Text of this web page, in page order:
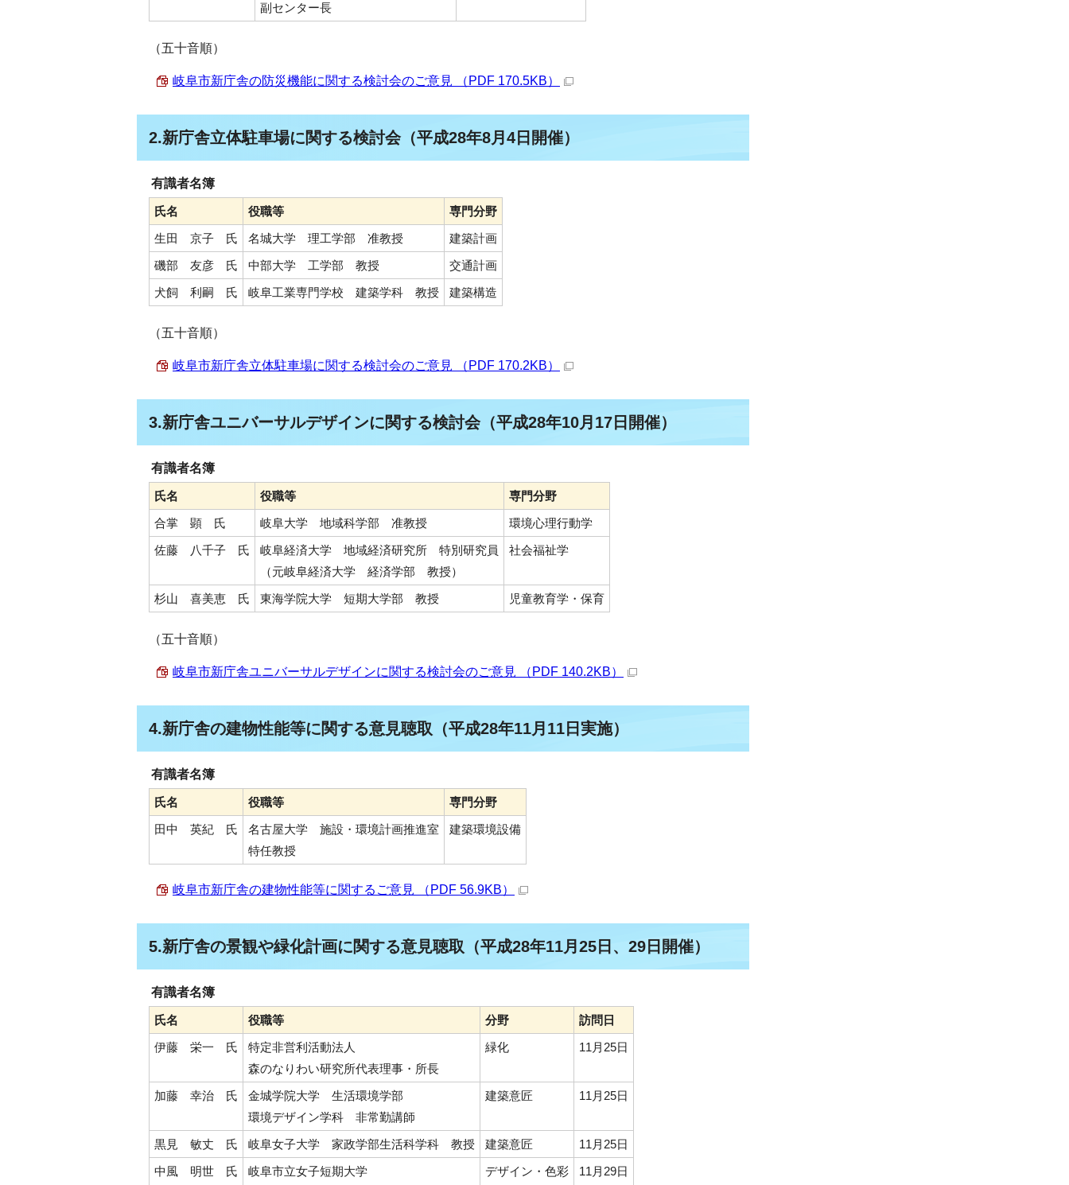
副センター長
（五十音順）
岐阜市新庁舎の防災機能に関する検討会のご意見 （PDF 170.5KB）
2.新庁舎立体駐車場に関する検討会（平成28年8月4日開催）
有識者名簿
氏名 役職等
専門分野
生田 京子 氏
名城大学 理工学部 准教授
建築計画
磯部 友彦 氏
中部大学 工学部 教授
交通計画
犬飼 利嗣 氏
岐阜工業専門学校 建築学科 教授 建築構造
（五十音順）
岐阜市新庁舎立体駐車場に関する検討会のご意見 （PDF 170.2KB）
3.新庁舎ユニバーサルデザインに関する検討会（平成28年10月17日開催）
有識者名簿
氏名 役職等
専門分野
合掌 顕 氏
岐阜大学 地域科学部 准教授
環境心理行動学
佐藤 八千子 氏
岐阜経済大学 地域経済研究所 特別研究員
（元岐阜経済大学 経済学部 教授）
社会福祉学
杉山 喜美恵 氏 東海学院大学 短期大学部 教授 児童教育学・保育
（五十音順）
岐阜市新庁舎ユニバーサルデザインに関する検討会のご意見 （PDF 140.2KB）
4.新庁舎の建物性能等に関する意見聴取（平成28年11月11日実施）
有識者名簿
氏名 役職等
専門分野
田中 英紀 氏
名古屋大学 施設・環境計画推進室
特任教授
建築環境設備
岐阜市新庁舎の建物性能等に関するご意見 （PDF 56.9KB）
5.新庁舎の景観や緑化計画に関する意見聴取（平成28年11月25日、29日開催）
有識者名簿
氏名 役職等 分野
訪問日
伊藤 栄一 氏
特定非営利活動法人
森のなりわい研究所代表理事・所長
緑化 11月25日
加藤 幸治 氏
金城学院大学 生活環境学部
環境デザイン学科 非常勤講師
建築意匠 11月25日
黒見 敏丈 氏 岐阜女子大学 家政学部生活科学科 教授 建築意匠
11月25日
中風 明世 氏
岐阜市立女子短期大学
デザイン・色彩 11月29日